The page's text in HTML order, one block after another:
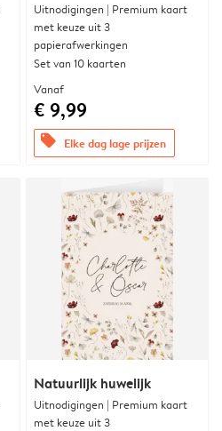
Uitnodigingen | Premium kaart
met keuze uit 3
papierafwerkingen
Set van 10 kaarten
Vanaf
€ 9,99
offers Elke dag lage prijzen
Natuurlijk huwelijk
Uitnodigingen | Premium kaart
met keuze uit 3